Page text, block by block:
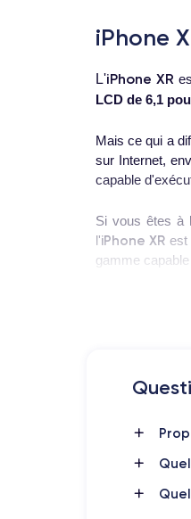
iPhone
L'iPhone XR
LCD de 6,1
Mais ce qui a
sur Internet,
capable
Si vous êtes à
l'iPhone XR est
gamme
iPhone XRa
présentaient
sans sacrifier
En outre,